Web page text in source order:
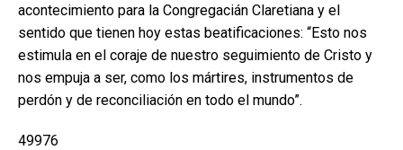
acontecimiento para la Congregacián Claretiana y el
sentido que tienen hoy estas beatificaciones: “Esto nos
estimula en el coraje de nuestro seguimiento de Cristo y
nos empuja a ser, como los mártires, instrumentos de
perdón y de reconciliación en todo el mundo”.
49976